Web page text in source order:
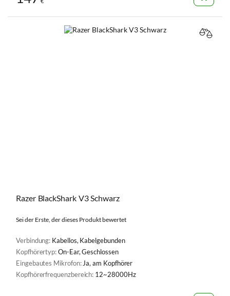
Razer BlackShark V3 Schwarz
Sei der Erste, der dieses Produkt bewertet
Verbindung: Kabellos, Kabelgebunden
Kopfhörertyp:On-Ear, Geschlossen
Eingebautes Mikrofon: Ja, am Kopfhörer
Kopfhörerfrequenzbereich: 12~28000Hz